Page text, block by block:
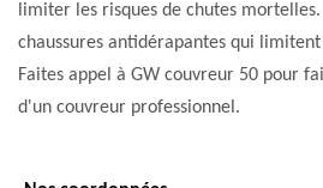
limiter les risques de chutes
chaussures antidérapantes qui limitent
Faites appel à GW couvreur 50 pour
d'un couvreur professionnel.